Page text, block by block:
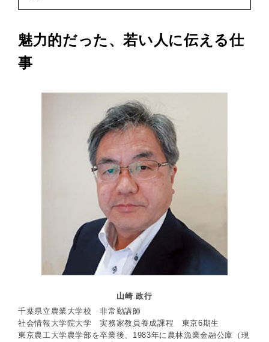
魅力的だった、若い人に伝える仕
事
山崎 政行
千葉県立農業大学校 非常勤講師
社会情報大学院大学 実務家教員養成課程 東京6期生
東京農工大学農学部を卒業後、1983年に農林漁業金融公庫（現